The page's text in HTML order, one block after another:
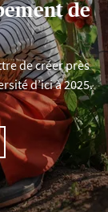
de
de créer près
d’ici à 2025.